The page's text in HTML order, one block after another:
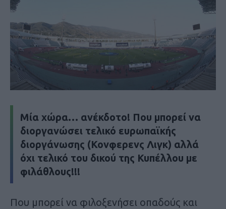
Μία χώρα… ανέκδοτο! Που μπορεί να
διοργανώσει τελικό ευρωπαϊκής
διοργάνωσης (Κονφερενς Λιγκ) αλλά
όχι τελικό του δικού της Κυπέλλου με
φιλάθλους!!!
Που μπορεί να φιλοξενήσει οπαδούς και